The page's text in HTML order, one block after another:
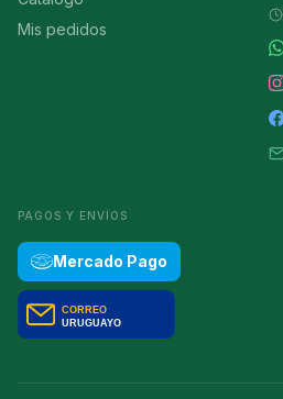
Mis pedidos
PAGOS Y ENVÍOS
Mercado Pago